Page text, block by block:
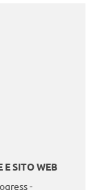
E SITO WEB
-